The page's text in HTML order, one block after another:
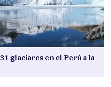
glaciares en el Perú a la